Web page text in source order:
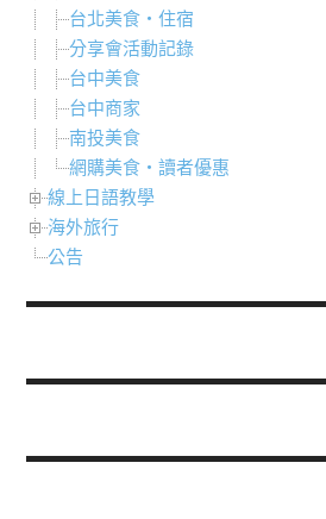
台北美食・住宿
分享會活動記錄
台中美食
台中商家
南投美食
網購美食・讀者優惠
線上日語教學
海外旅行
公告